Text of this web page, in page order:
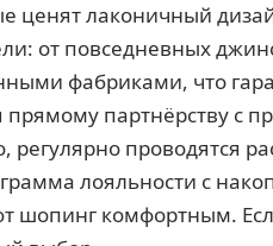
ценят лаконичный
от повседневных
фабриками, что
партнёрству с
проводятся
лояльности с
шопинг комфортным.